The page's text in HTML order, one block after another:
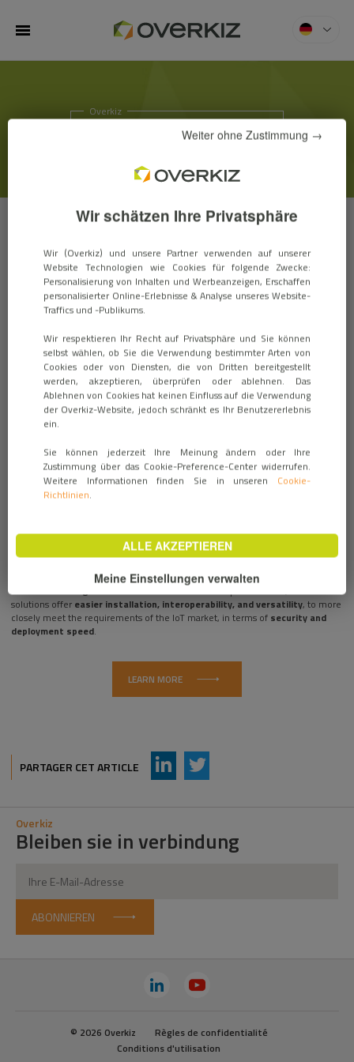
MENU
Overkiz
ACTUS & SALONS
ZigBee 3.0 certification for Hattara
Rail DIN and SmartKiz
5 Juni 2018 / PRODUCT INNOVATIONS
Hattara Rail DINgateway and theSmartKiz boxfor connected homes
have obtainedZigBee 3.0 certification. With this open standard, Overkiz
solutions offer easier installation, interoperability, and versatility, to more
closely meet the requirements of the IoT market, in terms of security and
deployment speed.
LEARN MORE
PARTAGER CET ARTICLE AddThis Sharing Buttons
Share to LinkedIn
Share to Twitter
Overkiz
Bleiben sie in verbindung
ABONNIEREN
© 2026 Overkiz
Règles de confidentialité
Conditions d'utilisation
Wir schätzen Ihre Privatsphäre
Wir (Overkiz) und unsere Partner verwenden auf unserer
Website Technologien wie Cookies für folgende Zwecke:
Personalisierung von Inhalten und Werbeanzeigen, Erschaffen
personalisierter Online-Erlebnisse & Analyse unseres Website-
Traffics und -Publikums.
Wir respektieren Ihr Recht auf Privatsphäre und Sie können
selbst wählen, ob Sie die Verwendung bestimmter Arten von
Cookies oder von Diensten, die von Dritten bereitgestellt
werden, akzeptieren, überprüfen oder ablehnen. Das
Ablehnen von Cookies hat keinen Einfluss auf die Verwendung
der Overkiz-Website, jedoch schränkt es Ihr Benutzererlebnis
ein.
Sie können jederzeit Ihre Meinung ändern oder Ihre
Zustimmung über das Cookie-Preference-Center widerrufen.
Weitere Informationen finden Sie in unseren Cookie-
Richtlinien.
Weiter ohne Zustimmung →
ALLE AKZEPTIEREN
Meine Einstellungen verwalten